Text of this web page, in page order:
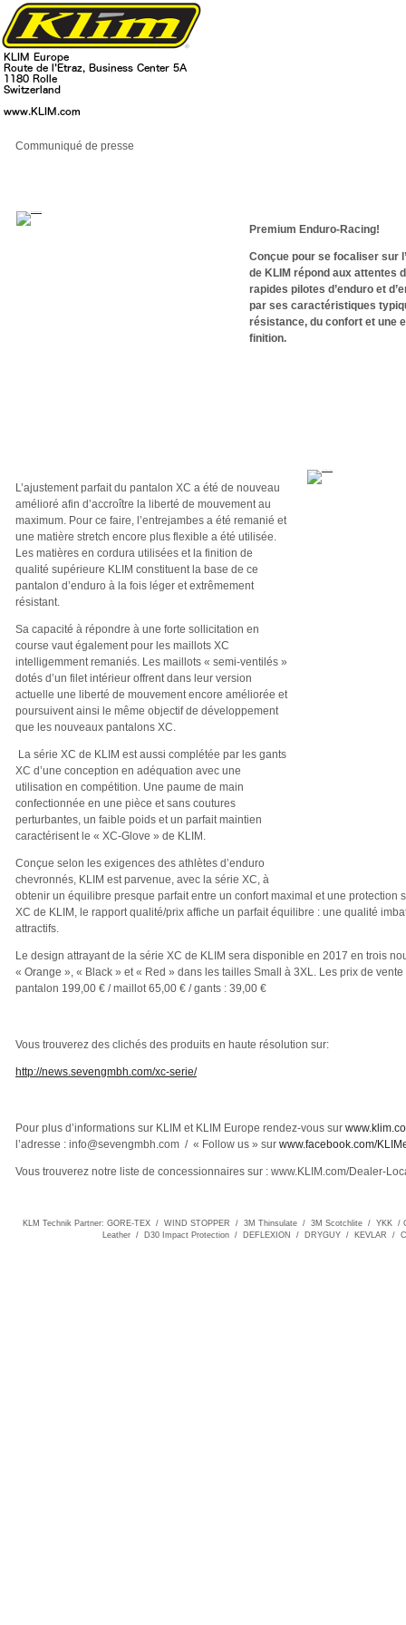
Communiqué de presse
Premium Enduro-Racing!
Conçue pour se focaliser sur
de KLIM répond aux attentes
rapides pilotes d’enduro et
par ses caractéristiques
résistance, du confort et une
finition.
L’ajustement parfait du pantalon XC a été de nouveau
amélioré afin d’accroître la liberté de mouvement au
maximum. Pour ce faire, l’entrejambes a été remanié et
une matière stretch encore plus flexible a été utilisée.
Les matières en cordura utilisées et la finition de
qualité supérieure KLIM constituent la base de ce
pantalon d’enduro à la fois léger et extrêmement
résistant.
Sa capacité à répondre à une forte sollicitation en
course vaut également pour les maillots XC
intelligemment remaniés. Les maillots « semi-ventilés »
dotés d’un filet intérieur offrent dans leur version
actuelle une liberté de mouvement encore améliorée et
poursuivent ainsi le même objectif de développement
que les nouveaux pantalons XC.
La série XC de KLIM est aussi complétée par les gants
XC d’une conception en adéquation avec une
utilisation en compétition. Une paume de main
confectionnée en une pièce et sans coutures
perturbantes, un faible poids et un parfait maintien
caractérisent le « XC-Glove » de KLIM.
Conçue selon les exigences des athlètes d’enduro
chevronnés, KLIM est parvenue, avec la série XC, à
obtenir un équilibre presque parfait entre un confort maximal et une protection
XC de KLIM, le rapport qualité/prix affiche un parfait équilibre : une qualité
attractifs.
Le design attrayant de la série XC de KLIM sera disponible en 2017 en trois
« Orange », « Black » et « Red » dans les tailles Small à 3XL. Les prix de
pantalon 199,00 € / maillot 65,00 € / gants : 39,00 €
Vous trouverez des clichés des produits en haute résolution sur:
http://news.sevengmbh.com/xc-serie/
Pour plus d’informations sur KLIM et KLIM Europe rendez-vous sur
l’adresse : info@sevengmbh.com / « Follow us » sur www.facebook.com/
Vous trouverez notre liste de concessionnaires sur : www.KLIM.com/Dealer-
KLM Technik Partner: GORE-TEX / WIND STOPPER / 3M Thinsulate / 3M Scotchlite / YKK /
Leather / D30 Impact Protection / DEFLEXION / DRYGUY / KEVLAR /